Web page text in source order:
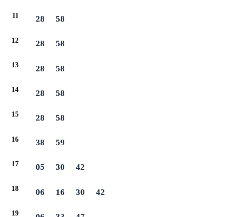
11 28 58
12 28 58
13 28 58
14 28 58
15 28 58
16 38 59
17 05 30 42
18 06 16 30 42
19